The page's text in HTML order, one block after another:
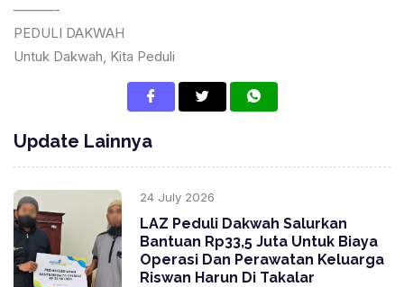
———-
PEDULI DAKWAH
Untuk Dakwah, Kita Peduli
Update Lainnya
24 July 2026
LAZ Peduli Dakwah Salurkan
Bantuan Rp33,5 Juta Untuk Biaya
Operasi Dan Perawatan Keluarga
Riswan Harun Di Takalar